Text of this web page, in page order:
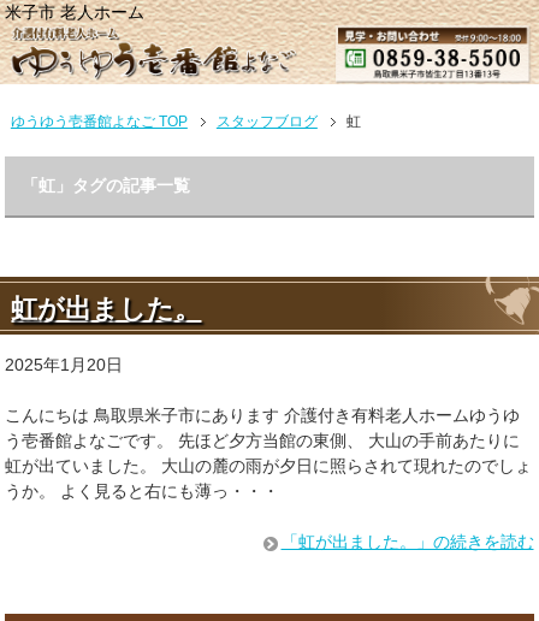
米子市 老人ホーム
ゆうゆう壱番館よなご TOP スタッフブログ 虹
「虹」タグの記事一覧
虹が出ました。
2025年1月20日
こんにちは 鳥取県米子市にあります 介護付き有料老人ホームゆうゆ
う壱番館よなごです。 先ほど夕方当館の東側、 大山の手前あたりに
虹が出ていました。 大山の麓の雨が夕日に照らされて現れたのでしょ
うか。 よく見ると右にも薄っ・・・
「虹が出ました。」の続きを読む